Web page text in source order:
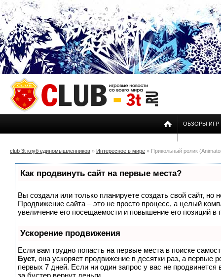
ОБЗОРЫ ИГР
club 3t клуб единомышленников » Интересное в мире » Прикольный ролик
Как продвинуть сайт на первые места?
Вы создали или только планируете создать свой сайт, но
Продвижение сайта – это не просто процесс, а целый
увеличение его посещаемости и повышение его позиций в
Ускорение продвижения
Если вам трудно попасть на первые места в поиске
Буст, она ускоряет продвижение в десятки раз, а первые
первых 7 дней. Если ни один запрос у вас не продвинется
за бустер вернут деньги.